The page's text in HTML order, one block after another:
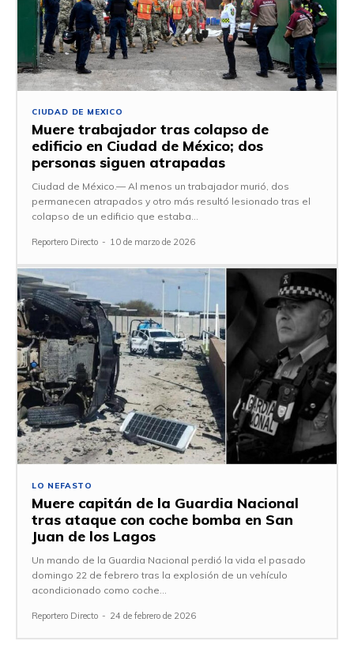
CIUDAD DE MEXICO
Muere trabajador tras colapso de
edificio en Ciudad de México; dos
personas siguen atrapadas
Ciudad de México.— Al menos un trabajador murió, dos
permanecen atrapados y otro más resultó lesionado tras el
colapso de un edificio que estaba...
Reportero Directo - 10 de marzo de 2026
LO NEFASTO
Muere capitán de la Guardia Nacional
tras ataque con coche bomba en San
Juan de los Lagos
Un mando de la Guardia Nacional perdió la vida el pasado
domingo 22 de febrero tras la explosión de un vehículo
acondicionado como coche...
Reportero Directo - 24 de febrero de 2026